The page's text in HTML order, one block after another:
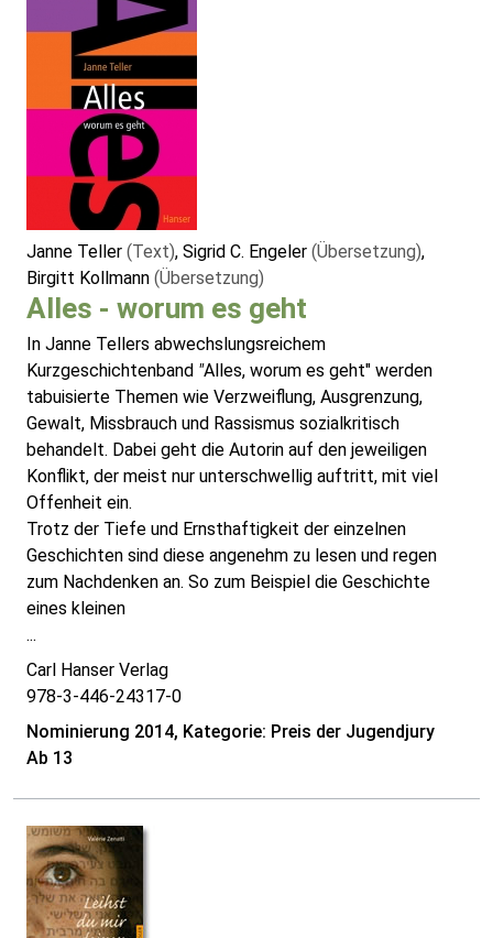
Janne Teller (Text), Sigrid C. Engeler (Übersetzung),
Birgitt Kollmann (Übersetzung)
Alles - worum es geht
In Janne Tellers abwechslungsreichem
Kurzgeschichtenband "Alles, worum es geht" werden
tabuisierte Themen wie Verzweiflung, Ausgrenzung,
Gewalt, Missbrauch und Rassismus sozialkritisch
behandelt. Dabei geht die Autorin auf den jeweiligen
Konflikt, der meist nur unterschwellig auftritt, mit viel
Offenheit ein.
Trotz der Tiefe und Ernsthaftigkeit der einzelnen
Geschichten sind diese angenehm zu lesen und regen
zum Nachdenken an. So zum Beispiel die Geschichte
eines kleinen
...
Carl Hanser Verlag
978-3-446-24317-0
Nominierung 2014, Kategorie: Preis der Jugendjury
Ab 13